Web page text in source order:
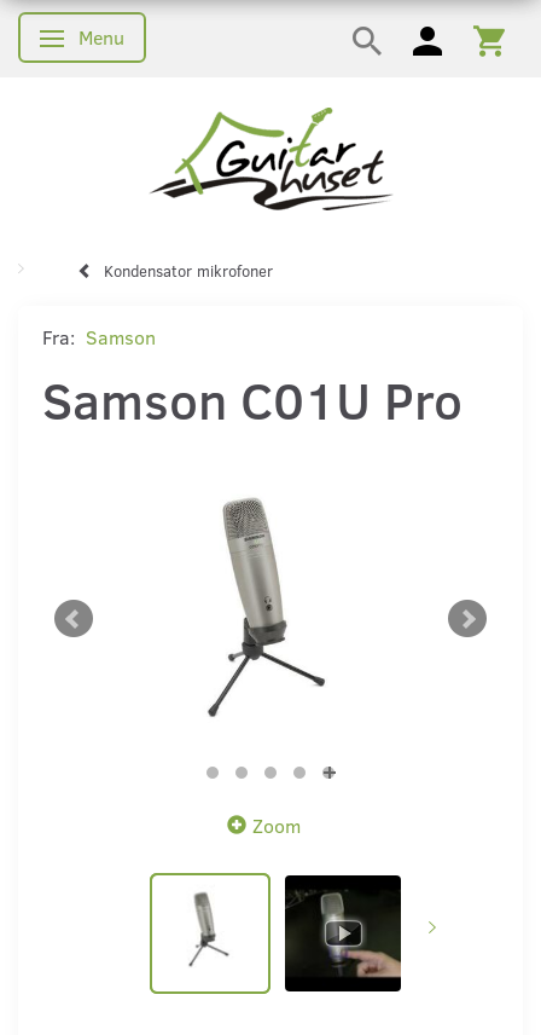
Skifte navigation
Menu
Kondensator mikrofoner
Fra: Samson
Samson C01U Pro
Zoom